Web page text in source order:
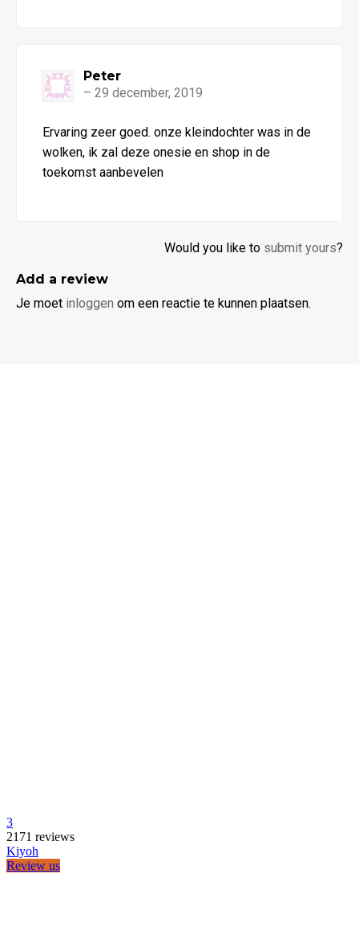
5 uit 5
Peter
– 29 december, 2019
Ervaring zeer goed. onze kleindochter was in de
wolken, ik zal deze onesie en shop in de
toekomst aanbevelen
Would you like to submit yours?
Add a review
Je moet inloggen om een reactie te kunnen plaatsen.